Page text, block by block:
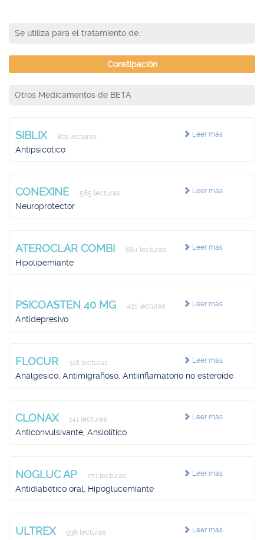
Se utiliza para el tratamiento de:
Constipación
Otros Medicamentos de BETA
Leer más
SIBLIX 801 lecturas
Antipsicótico
Leer más
CONEXINE 565 lecturas
Neuroprotector
Leer más
ATEROCLAR COMBI 684 lecturas
Hipolipemiante
Leer más
PSICOASTEN 40 MG 421 lecturas
Antidepresivo
Leer más
FLOCUR 318 lecturas
Analgésico, Antimigrañoso, Antiinflamatorio no esteroide
Leer más
CLONAX 141 lecturas
Anticonvulsivante, Ansiolítico
Leer más
NOGLUC AP 271 lecturas
Antidiabético oral, Hipoglucemiante
Leer más
ULTREX 936 lecturas